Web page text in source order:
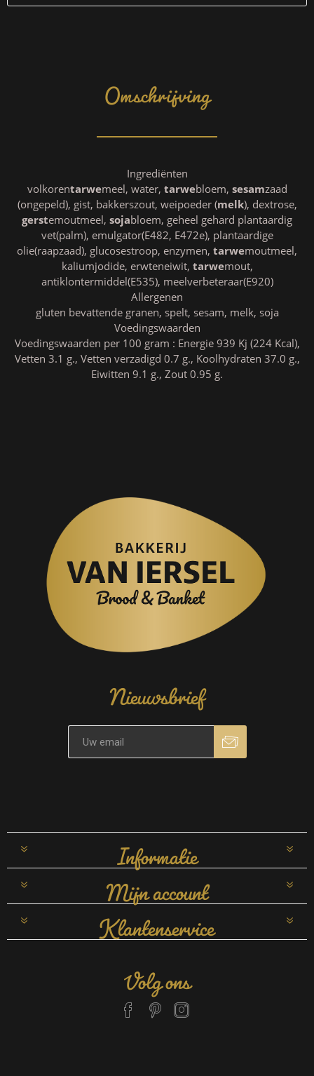
Omschrijving
Ingrediënten
volkorentarwemeel, water, tarwebloem, sesamzaad
(ongepeld), gist, bakkerszout, weipoeder (melk), dextrose,
gerstemoutmeel, sojabloem, geheel gehard plantaardig
vet(palm), emulgator(E482, E472e), plantaardige
olie(raapzaad), glucosestroop, enzymen, tarwemoutmeel,
kaliumjodide, erwteneiwit, tarwemout,
antiklontermiddel(E535), meelverbeteraar(E920)
Allergenen
gluten bevattende granen, spelt, sesam, melk, soja
Voedingswaarden
Voedingswaarden per 100 gram : Energie 939 Kj (224 Kcal),
Vetten 3.1 g., Vetten verzadigd 0.7 g., Koolhydraten 37.0 g.,
Eiwitten 9.1 g., Zout 0.95 g.
Nieuwsbrief
Informatie
Mijn account
Klantenservice
Volg ons